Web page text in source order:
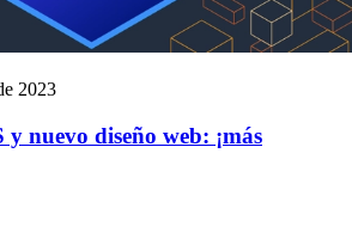
2023
nuevo diseño web: ¡más